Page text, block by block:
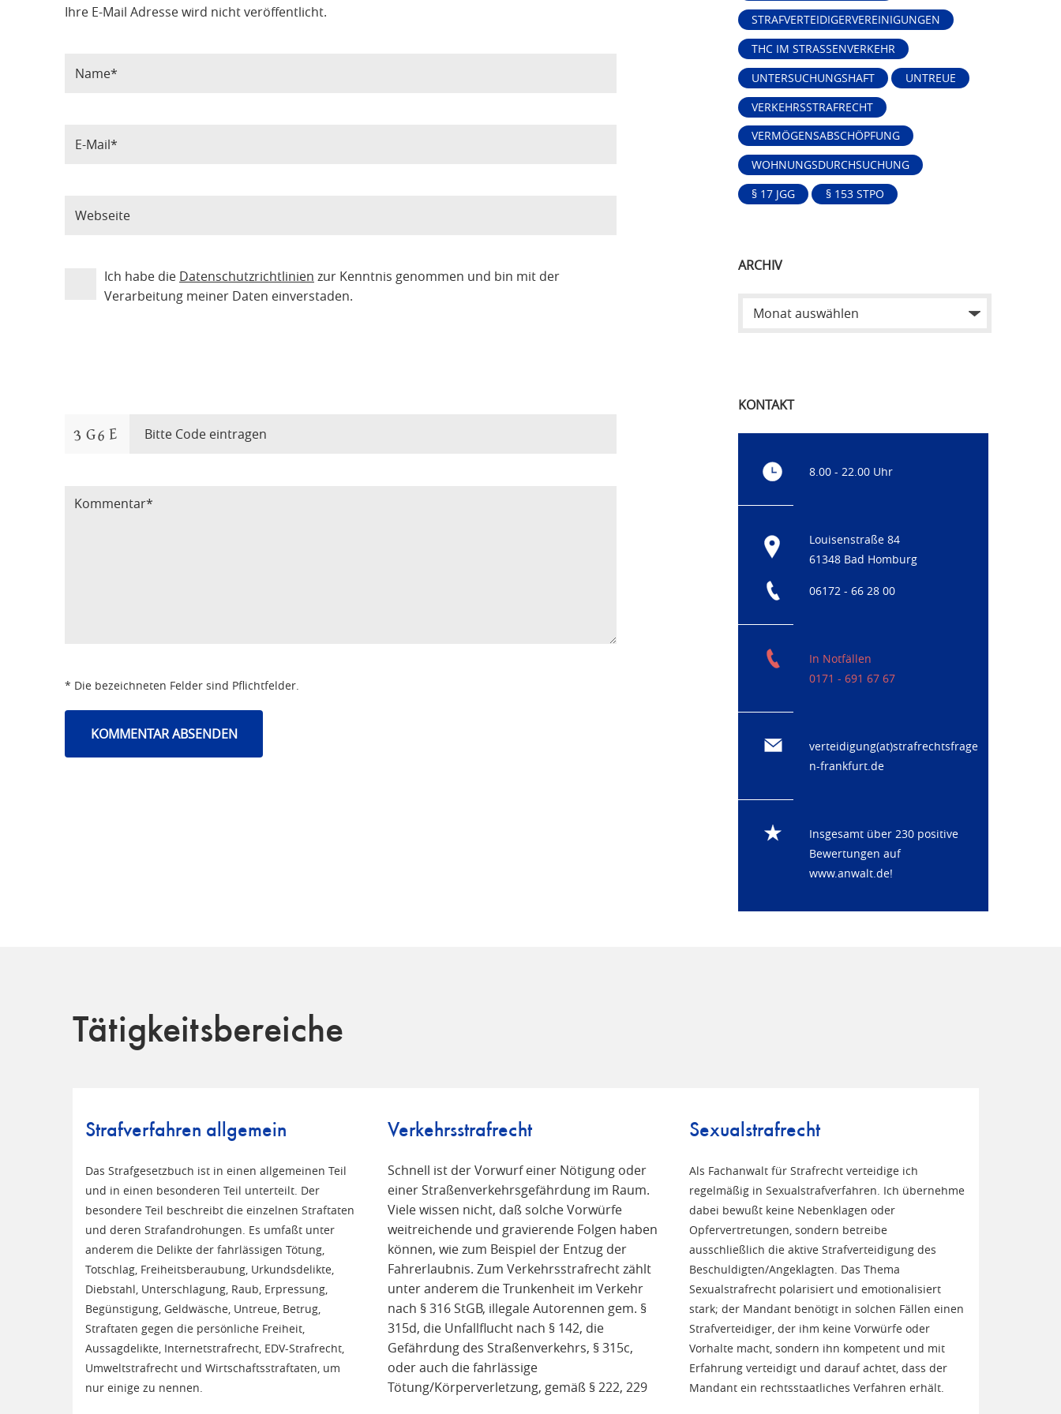
Ihre E-Mail Adresse wird nicht veröffentlicht.
Ich habe die Datenschutzrichtlinien zur Kenntnis genommen und bin mit der
Verarbeitung meiner Daten einverstaden.
* Die bezeichneten Felder sind Pflichtfelder.
STRAFVERTEIDIGERVEREINIGUNGEN
THC IM STRASSENVERKEHR
UNTERSUCHUNGSHAFT
UNTREUE
VERKEHRSSTRAFRECHT
VERMÖGENSABSCHÖPFUNG
WOHNUNGSDURCHSUCHUNG
§ 17 JGG
§ 153 STPO
ARCHIV
KONTAKT
8.00 - 22.00 Uhr
Louisenstraße 84
61348 Bad Homburg
06172 - 66 28 00
In Notfällen
0171 - 691 67 67
verteidigung(at)strafrechtsfrage
n-frankfurt.de
Insgesamt über 230 positive
Bewertungen auf
www.anwalt.de!
Tätigkeitsbereiche
Strafverfahren allgemein
Das Strafgesetzbuch ist in einen allgemeinen Teil
und in einen besonderen Teil unterteilt. Der
besondere Teil beschreibt die einzelnen Straftaten
und deren Strafandrohungen. Es umfaßt unter
anderem die Delikte der fahrlässigen Tötung,
Totschlag, Freiheitsberaubung, Urkundsdelikte,
Diebstahl, Unterschlagung, Raub, Erpressung,
Begünstigung, Geldwäsche, Untreue, Betrug,
Straftaten gegen die persönliche Freiheit,
Aussagdelikte, Internetstrafrecht, EDV-Strafrecht,
Umweltstrafrecht und Wirtschaftsstraftaten, um
nur einige zu nennen.
Verkehrsstrafrecht
Schnell ist der Vorwurf einer Nötigung oder
einer Straßenverkehrsgefährdung im Raum.
Viele wissen nicht, daß solche Vorwürfe
weitreichende und gravierende Folgen haben
können, wie zum Beispiel der Entzug der
Fahrerlaubnis. Zum Verkehrsstrafrecht zählt
unter anderem die Trunkenheit im Verkehr
nach § 316 StGB, illegale Autorennen gem. §
315d, die Unfallflucht nach § 142, die
Gefährdung des Straßenverkehrs, § 315c,
oder auch die fahrlässige
Tötung/Körperverletzung, gemäß § 222, 229
Sexualstrafrecht
Als Fachanwalt für Strafrecht verteidige ich
regelmäßig in Sexualstrafverfahren. Ich übernehme
dabei bewußt keine Nebenklagen oder
Opfervertretungen, sondern betreibe
ausschließlich die aktive Strafverteidigung des
Beschuldigten/Angeklagten. Das Thema
Sexualstrafrecht polarisiert und emotionalisiert
stark; der Mandant benötigt in solchen Fällen einen
Strafverteidiger, der ihm keine Vorwürfe oder
Vorhalte macht, sondern ihn kompetent und mit
Erfahrung verteidigt und darauf achtet, dass der
Mandant ein rechtsstaatliches Verfahren erhält.